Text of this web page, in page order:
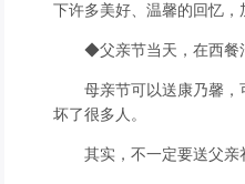
下许多美好、温馨的回忆
◆父亲节当天，在西餐消
母亲节可以送康乃馨，
坏了很多人。
其实，不一定要送父亲